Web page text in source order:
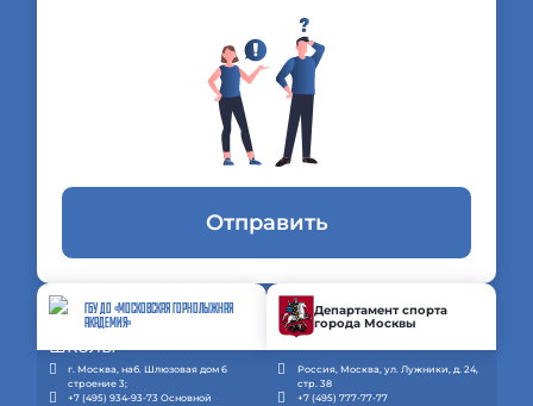
Отправить
ГБУ ДО «МОСКОВСКАЯ ГОРНОЛЫЖНАЯ
АКАДЕМИЯ»
г. Москва, наб. Шлюзовая дом 6
строение 3;
+7 (495) 934-93-73 Основной
Департамент спорта
города Москвы
Россия, Москва, ул. Лужники, д. 24,
стр. 38
+7 (495) 777-77-77